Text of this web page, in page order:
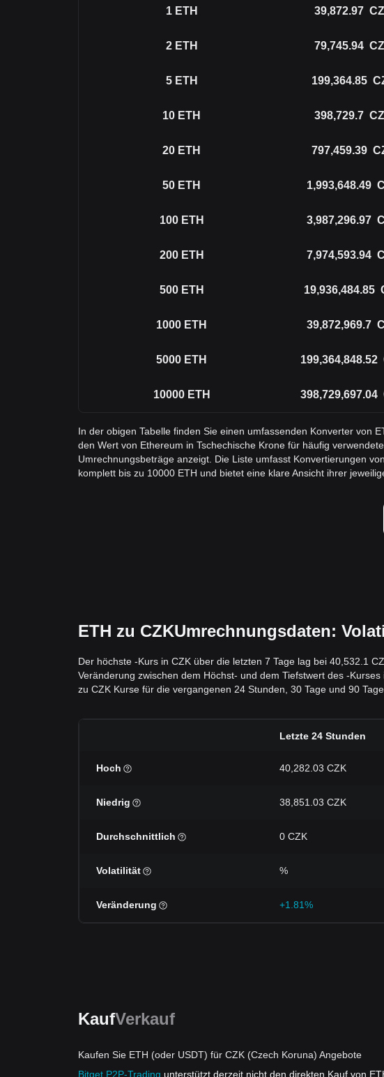
1 ETH 39,872.97
2 ETH 79,745.94
5 ETH 199,364.85
10 ETH 398,729.7
20 ETH 797,459.39
50 ETH 1,993,648.49
100 ETH 3,987,296.97
200 ETH 7,974,593.94
500 ETH 19,936,484.85
1000 ETH 39,872,969.7
5000 ETH 199,364,848.52
10000 ETH 398,729,697.04
In der obigen Tabelle finden Sie einen umfassenden Konverter von
den Wert von Ethereum in Tschechische Krone für häufig verwendete
Umrechnungsbeträge anzeigt. Die Liste umfasst Konvertierungen
komplett bis zu 10000 ETH und bietet eine klare Ansicht ihrer
ETH zu CZKUmrechnungsdaten:
Der höchste -Kurs in CZK über die letzten 7 Tage lag bei 40,532.1
Veränderung zwischen dem Höchst- und dem Tiefstwert des -
zu CZK Kurse für die vergangenen 24 Stunden, 30 Tage und 90
Letzte 24 Stunden
Hoch 40,282.03 CZK
Niedrig 38,851.03 CZK
Durchschnittlich 0 CZK
Volatilität %
Veränderung +1.81%
KaufVerkauf
Kaufen Sie ETH (oder USDT) für CZK (Czech Koruna) Angebote
Bitget P2P-Trading unterstützt derzeit nicht den direkten Kauf von